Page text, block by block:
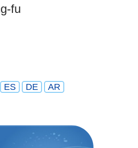
fu
ES DE AR